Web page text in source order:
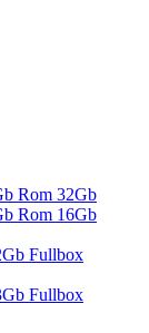
Rom 32Gb
Rom 16Gb
Fullbox
Fullbox